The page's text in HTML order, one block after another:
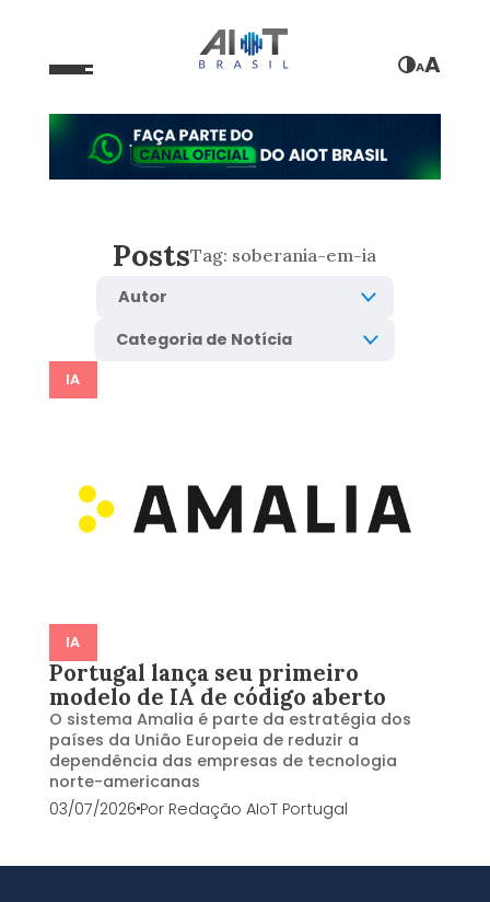
AA
PostsTag: soberania-em-ia
IA
IA
Portugal lança seu primeiro
modelo de IA de código aberto
O sistema Amalia é parte da estratégia dos
países da União Europeia de reduzir a
dependência das empresas de tecnologia
norte-americanas
03/07/2026Por Redação AIoT Portugal